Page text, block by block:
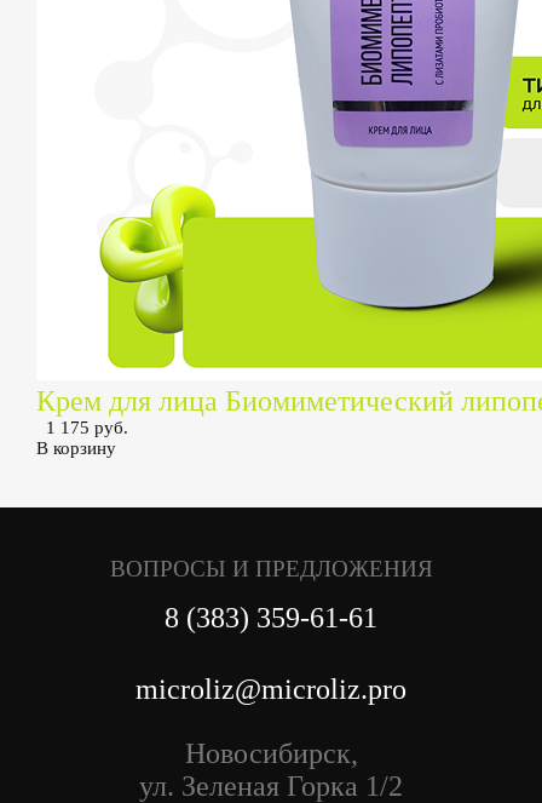
Крем для лица Биомиметический
1 175 руб.
В корзину
ВОПРОСЫ И ПРЕДЛОЖЕНИЯ
8 (383) 359-61-61
microliz@microliz.pro
Новосибирск,
ул. Зеленая Горка 1/2